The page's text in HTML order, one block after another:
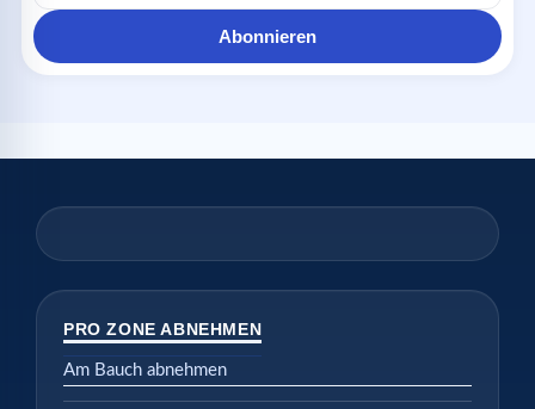
Abonnieren
PRO ZONE ABNEHMEN
Am Bauch abnehmen